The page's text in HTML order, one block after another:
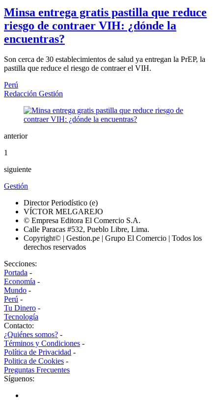
Minsa entrega gratis pastilla que reduce
riesgo de contraer VIH: ¿dónde la
encuentras?
Son cerca de 30 establecimientos de salud ya entregan la PrEP, la
pastilla que reduce el riesgo de contraer el VIH.
Perú
Redacción Gestión
anterior
1
siguiente
Gestión
Director Periodístico (e)
VÍCTOR MELGAREJO
© Empresa Editora El Comercio S.A.
Calle Paracas #532, Pueblo Libre, Lima.
Copyright© | Gestion.pe | Grupo El Comercio | Todos los
derechos reservados
Secciones:
Portada -
Economía -
Mundo -
Perú -
Tu Dinero -
Tecnología
Contacto:
¿Quiénes somos? -
Términos y Condiciones -
Política de Privacidad -
Politica de Cookies -
Preguntas Frecuentes
Síguenos: